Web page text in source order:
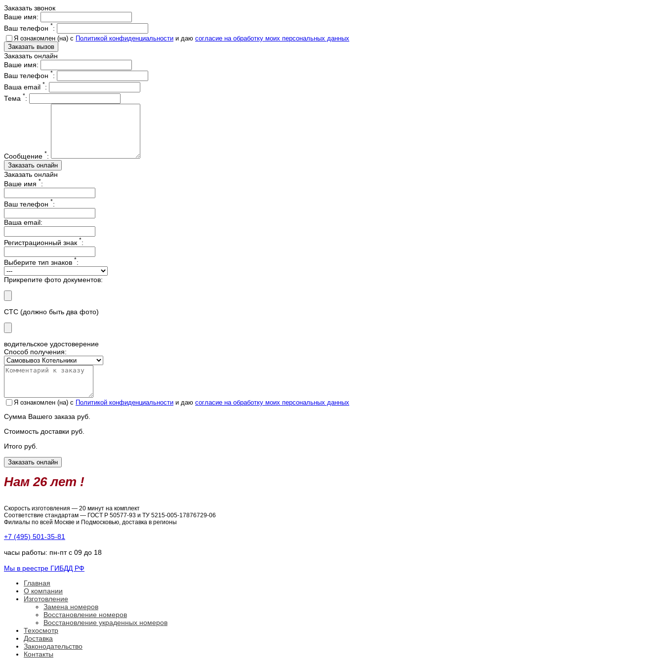
Заказать звонок
Ваше имя:
Ваш телефон *:
Я ознакомлен (на) с Политикой конфиденциальности и даю согласие на обработку моих персональных данных
Заказать онлайн
Ваше имя:
Ваш телефон *:
Ваша email *:
Тема *:
Сообщение *:
Заказать онлайн
Ваше имя *:
Ваш телефон *:
Ваша email:
Регистрационный знак *:
Выберите тип знаков *:
Прикрепите фото документов:
СТС (должно быть два фото)
водительское удостоверение
Способ получения:
Я ознакомлен (на) с Политикой конфиденциальности и даю согласие на обработку моих персональных данных
Сумма Вашего заказа руб.
Стоимость доставки руб.
Итого руб.
Нам 26 лет !
Скорость изготовления — 20 минут на комплект
Соответствие стандартам — ГОСТ Р 50577-93 и ТУ 5215-005-17876729-06
Филиалы по всей Москве и Подмосковью, доставка в регионы
+7 (495) 501-35-81
часы работы: пн-пт с 09 до 18
Мы в реестре ГИБДД РФ
Главная
О компании
Изготовление
Замена номеров
Восстановление номеров
Восстановление украденных номеров
Техосмотр
Доставка
Законодательство
Контакты